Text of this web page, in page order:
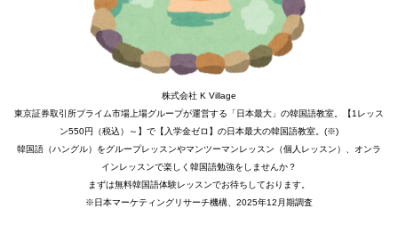
株式会社 K Village
東京証券取引所プライム市場上場グループが運営する「日本最大」の韓国語教室。【1レッス
ン550円（税込）～】で【入学金ゼロ】の日本最大の韓国語教室。(※)
韓国語（ハングル）をグループレッスンやマンツーマンレッスン（個人レッスン）、オンラ
インレッスンで楽しく韓国語勉強をしませんか？
まずは無料韓国語体験レッスンでお待ちしております。
※日本マーケティングリサーチ機構、2025年12月期調査